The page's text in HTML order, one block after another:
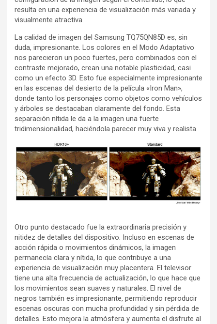
resulta en una experiencia de visualización más variada y
visualmente atractiva.
La calidad de imagen del Samsung TQ75QN85D es, sin
duda, impresionante. Los colores en el Modo Adaptativo
nos parecieron un poco fuertes, pero combinados con el
contraste mejorado, crean una notable plasticidad, casi
como un efecto 3D. Esto fue especialmente impresionante
en las escenas del desierto de la película «Iron Man»,
donde tanto los personajes como objetos como vehículos
y árboles se destacaban claramente del fondo. Esta
separación nítida le da a la imagen una fuerte
tridimensionalidad, haciéndola parecer muy viva y realista.
Otro punto destacado fue la extraordinaria precisión y
nitidez de detalles del dispositivo. Incluso en escenas de
acción rápida o movimientos dinámicos, la imagen
permanecía clara y nítida, lo que contribuye a una
experiencia de visualización muy placentera. El televisor
tiene una alta frecuencia de actualización, lo que hace que
los movimientos sean suaves y naturales. El nivel de
negros también es impresionante, permitiendo reproducir
escenas oscuras con mucha profundidad y sin pérdida de
detalles. Esto mejora la atmósfera y aumenta el disfrute al